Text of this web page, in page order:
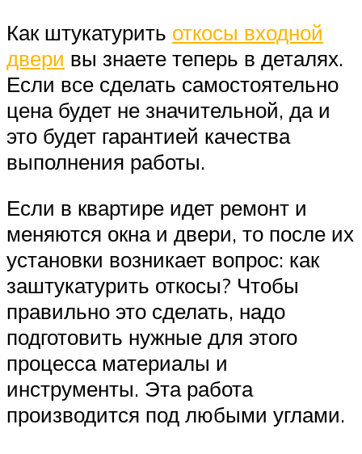
Как штукатурить откосы входной
двери вы знаете теперь в деталях.
Если все сделать самостоятельно
цена будет не значительной, да и
это будет гарантией качества
выполнения работы.
Если в квартире идет ремонт и
меняются окна и двери, то после их
установки возникает вопрос: как
заштукатурить откосы? Чтобы
правильно это сделать, надо
подготовить нужные для этого
процесса материалы и
инструменты. Эта работа
производится под любыми углами.